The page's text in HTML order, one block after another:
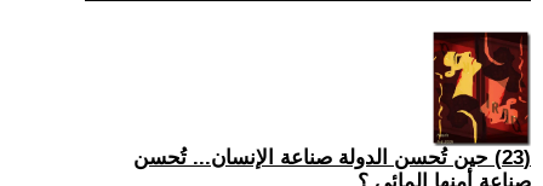
(23) حين تُحسن الدولة صناعة الإنسان... تُحسن